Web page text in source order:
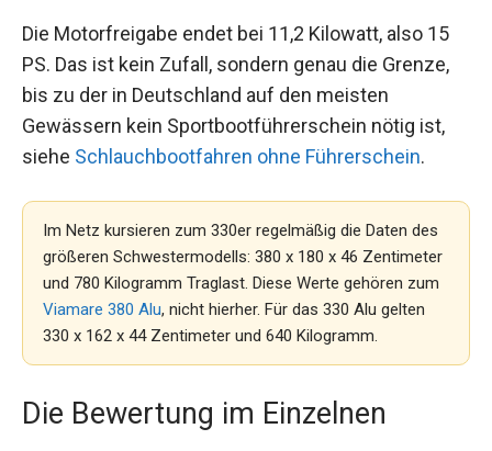
Die Motorfreigabe endet bei 11,2 Kilowatt, also 15
PS. Das ist kein Zufall, sondern genau die Grenze,
bis zu der in Deutschland auf den meisten
Gewässern kein Sportbootführerschein nötig ist,
siehe Schlauchbootfahren ohne Führerschein.
Im Netz kursieren zum 330er regelmäßig die Daten des
größeren Schwestermodells: 380 x 180 x 46 Zentimeter
und 780 Kilogramm Traglast. Diese Werte gehören zum
Viamare 380 Alu, nicht hierher. Für das 330 Alu gelten
330 x 162 x 44 Zentimeter und 640 Kilogramm.
Die Bewertung im Einzelnen